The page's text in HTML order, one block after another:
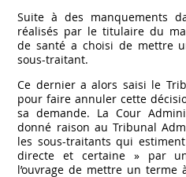
Suite à des manquements
réalisés par le titulaire du
de santé a choisi de mettre
sous-traitant.
Ce dernier a alors saisi le
pour faire annuler cette
sa demande. La Cour
donné raison au Tribunal
les sous-traitants qui
directe et certaine » par
l’ouvrage de mettre un